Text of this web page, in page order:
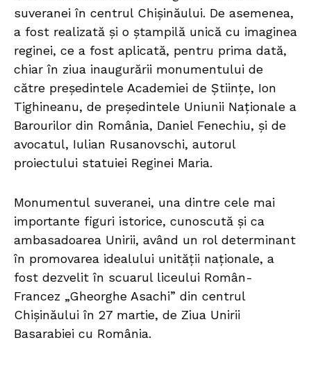
suveranei în centrul Chișinăului. De asemenea,
a fost realizată și o ștampilă unică cu imaginea
reginei, ce a fost aplicată, pentru prima dată,
chiar în ziua inaugurării monumentului de
către președintele Academiei de Științe, Ion
Tighineanu, de președintele Uniunii Naționale a
Barourilor din România, Daniel Fenechiu, și de
avocatul, Iulian Rusanovschi, autorul
proiectului statuiei Reginei Maria.
Monumentul suveranei, una dintre cele mai
importante figuri istorice, cunoscută și ca
ambasadoarea Unirii, având un rol determinant
în promovarea idealului unității naționale, a
fost dezvelit în scuarul liceului Român-
Francez „Gheorghe Asachi” din centrul
Chișinăului în 27 martie, de Ziua Unirii
Basarabiei cu România.